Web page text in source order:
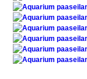
Moai